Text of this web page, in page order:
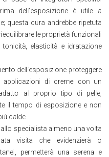
dell’esposizione è utile a
questa cura andrebbe ripetuta
le proprietà funzionali
tonicità, elasticità e idratazione
dell’esposizione proteggere
applicazioni di creme con un
al proprio tipo di pelle,
il tempo di esposizione e non
calde.
specialista almeno una volta
visita che evidenzierà o
permetterà una serena e